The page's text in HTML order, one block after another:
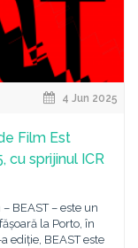
4 Jun 2025
Film Est
cu sprijinul ICR
BEAST – este un
la Porto, în
ediție, BEAST este